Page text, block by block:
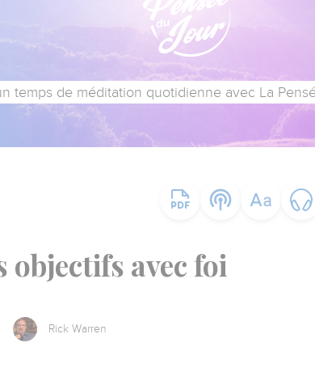
temps de méditation quotidienne avec La
objectifs avec foi
Rick Warren